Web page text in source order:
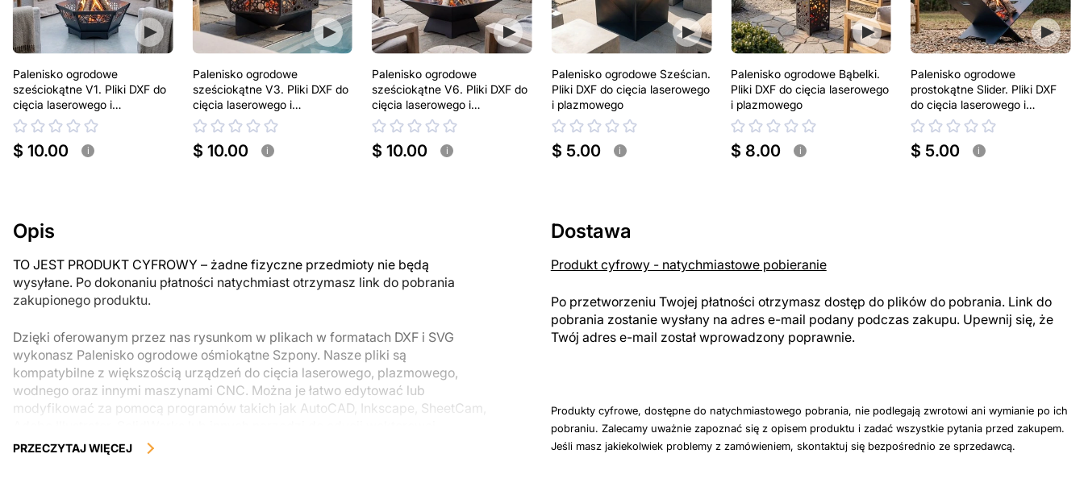
Palenisko ogrodowe
sześciokątne V1. Pliki DXF do
cięcia laserowego i
plazmowego
$ 10.00 i
Palenisko ogrodowe
sześciokątne V3. Pliki DXF do
cięcia laserowego i
plazmowego
$ 10.00 i
Palenisko ogrodowe
sześciokątne V6. Pliki DXF do
cięcia laserowego i
plazmowego
$ 10.00 i
Palenisko ogrodowe Sześcian.
Pliki DXF do cięcia laserowego
i plazmowego
$ 5.00 i
Palenisko ogrodowe Bąbelki.
Pliki DXF do cięcia laserowego
i plazmowego
$ 8.00 i
Palenisko ogrodowe
prostokątne Slider. Pliki DXF
do cięcia laserowego i
plazmowego
$ 5.00 i
Opis
TO JEST PRODUKT CYFROWY – żadne fizyczne przedmioty nie będą
wysyłane. Po dokonaniu płatności natychmiast otrzymasz link do pobrania
zakupionego produktu.
Dzięki oferowanym przez nas rysunkom w plikach w formatach DXF i SVG
wykonasz Palenisko ogrodowe ośmiokątne Szpony. Nasze pliki są
kompatybilne z większością urządzeń do cięcia laserowego, plazmowego,
wodnego oraz innymi maszynami CNC. Można je łatwo edytować lub
modyfikować za pomocą programów takich jak AutoCAD, Inkscape, SheetCam,
PRZECZYTAJ WIĘCEJ
Dostawa
Produkt cyfrowy - natychmiastowe pobieranie
Po przetworzeniu Twojej płatności otrzymasz dostęp do plików do pobrania. Link do
pobrania zostanie wysłany na adres e-mail podany podczas zakupu. Upewnij się, że
Twój adres e-mail został wprowadzony poprawnie.
Produkty cyfrowe, dostępne do natychmiastowego pobrania, nie podlegają zwrotowi ani wymianie po ich
pobraniu. Zalecamy uważnie zapoznać się z opisem produktu i zadać wszystkie pytania przed zakupem.
Jeśli masz jakiekolwiek problemy z zamówieniem, skontaktuj się bezpośrednio ze sprzedawcą.